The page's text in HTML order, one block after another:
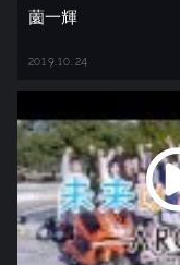
薗一輝
2019.10.24